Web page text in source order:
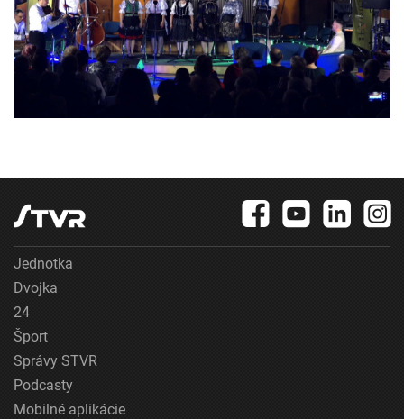
Jednotka
Dvojka
24
Šport
Správy STVR
Podcasty
Mobilné aplikácie